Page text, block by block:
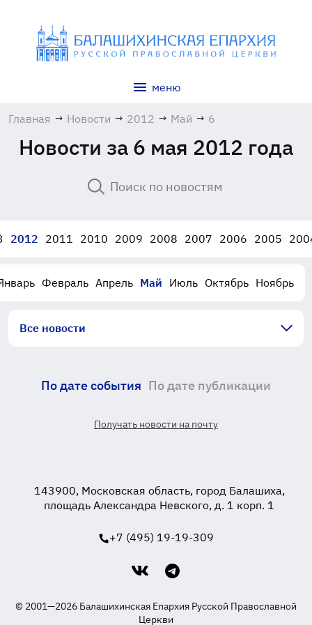
меню
Главная → Новости → 2012 → Май → 6
Новости за 6 мая 2012 года
2012 2011 2010 2009 2008 2007 2006 2005
Февраль Апрель Май Июль Октябрь Ноябрь
Все новости
По дате события По дате публикации
Получать новости на почту
143900, Московская область, город Балашиха,
площадь Александра Невского, д. 1 корп. 1
+7 (495) 19-19-309
© 2001—2026 Балашихинская Епархия Русской Православной
Церкви